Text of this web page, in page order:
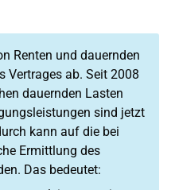
Renten und dauernden
Vertrages ab. Seit 2008
dauernden Lasten
sind jetzt
kann auf die bei
Ermittlung des
Das bedeutet: